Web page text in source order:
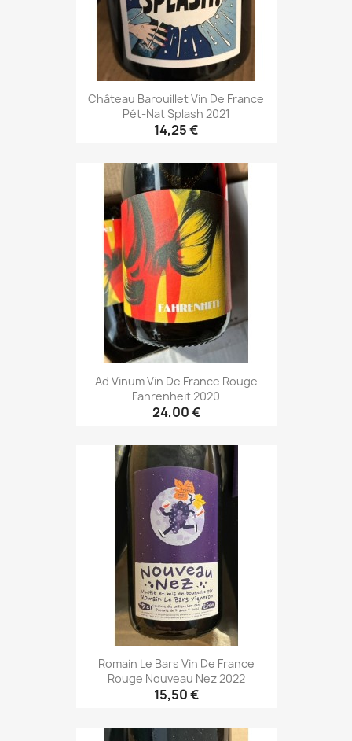
Château Barouillet Vin De France
Pét-Nat Splash 2021
14,25 €
Ad Vinum Vin De France Rouge
Fahrenheit 2020
24,00 €
Romain Le Bars Vin De France
Rouge Nouveau Nez 2022
15,50 €